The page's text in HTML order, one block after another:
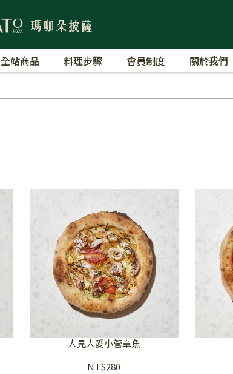
全站商品 料理步驟 會員制度 關於我們
人見人愛小管章魚
NT$280